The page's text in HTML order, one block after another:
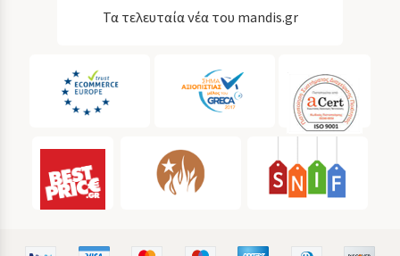
Τα τελευταία νέα του mandis.gr